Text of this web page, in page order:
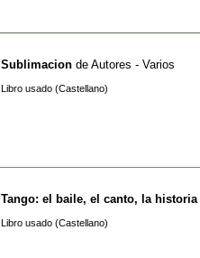
Sublimacion de Autores - Varios
Libro usado (Castellano)
Tango: el baile, el canto, la historia
Libro usado (Castellano)